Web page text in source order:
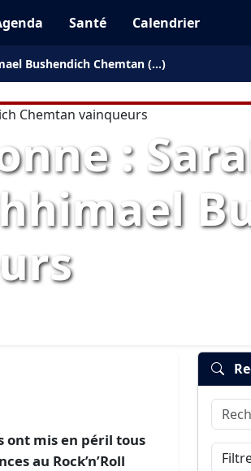
Santé Calendrier
Bushendich Chemtan (…)
:
ont mis en péril tous
au Rock’n’Roll